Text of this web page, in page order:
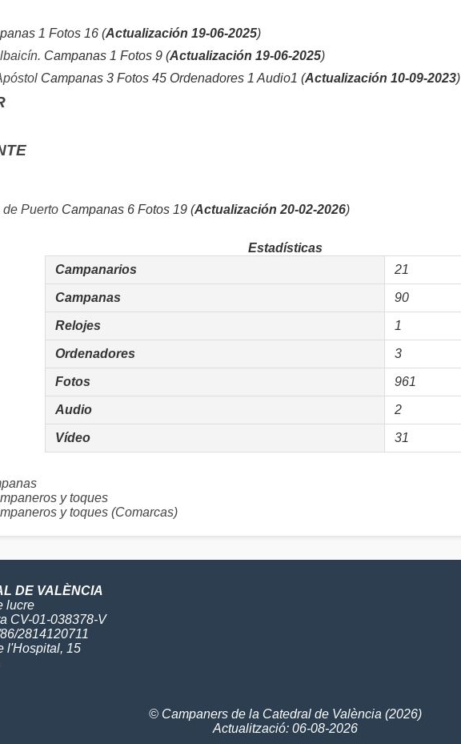
1 Fotos 16 (Actualización 19-06-2025)
Campanas 1 Fotos 9 (Actualización 19-06-2025)
Campanas 3 Fotos 45 Ordenadores 1 Audio1 (Actualización 10-09-2023)
Puerto Campanas 6 Fotos 19 (Actualización 20-02-2026)
Estadísticas
Campanarios
21
Campanas 90
Relojes 1
Ordenadores 3
Fotos 961
Audio 2
Vídeo 31
y toques
y toques (Comarcas)
DE VALÈNCIA
lucre
CV-01-038378-V
2814120711
l'Hospital, 15
© Campaners de la Catedral de València (2026)
Actualització: 06-08-2026